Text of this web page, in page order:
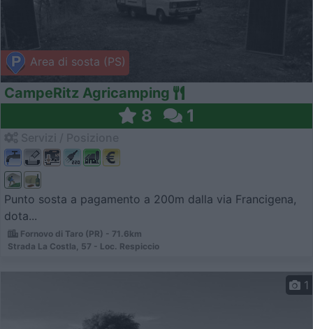
Area di sosta (PS)
CampeRitz Agricamping
8 1
Punto sosta a pagamento a 200m dalla via Francigena,
dota...
Fornovo di Taro (PR) - 71.6km
Strada La Costla, 57 - Loc. Respiccio
1